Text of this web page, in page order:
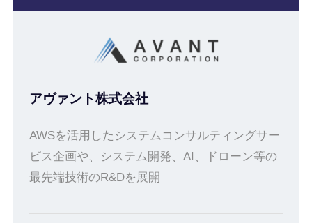
アヴァント株式会社
AWSを活用したシステムコンサルティングサー
ビス企画や、システム開発、AI、ドローン等の
最先端技術のR&Dを展開